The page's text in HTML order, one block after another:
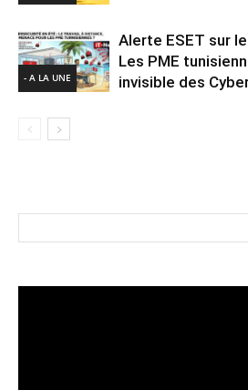
- A LA UNE
Alerte ESET sur
Les PME
invisible des